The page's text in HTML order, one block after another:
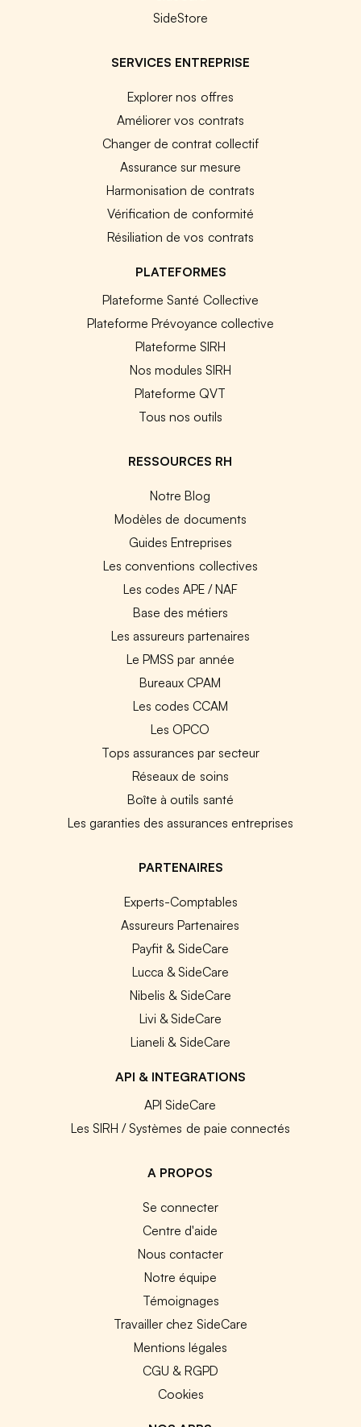
SideStore
SERVICES ENTREPRISE
Explorer nos offres
Améliorer vos contrats
Changer de contrat collectif
Assurance sur mesure
Harmonisation de contrats
Vérification de conformité
Résiliation de vos contrats
PLATEFORMES
Plateforme Santé Collective
Plateforme Prévoyance collective
Plateforme SIRH
Nos modules SIRH
Plateforme QVT
Tous nos outils
RESSOURCES RH
Notre Blog
Modèles de documents
Guides Entreprises
Les conventions collectives
Les codes APE / NAF
Base des métiers
Les assureurs partenaires
Le PMSS par année
Bureaux CPAM
Les codes CCAM
Les OPCO
Tops assurances par secteur
Réseaux de soins
Boîte à outils santé
Les garanties des assurances entreprises
PARTENAIRES
Experts-Comptables
Assureurs Partenaires
Payfit & SideCare
Lucca & SideCare
Nibelis & SideCare
Livi & SideCare
Lianeli & SideCare
API & INTEGRATIONS
API SideCare
Les SIRH / Systèmes de paie connectés
A PROPOS
Se connecter
Centre d'aide
Nous contacter
Notre équipe
Témoignages
Travailler chez SideCare
Mentions légales
CGU & RGPD
Cookies